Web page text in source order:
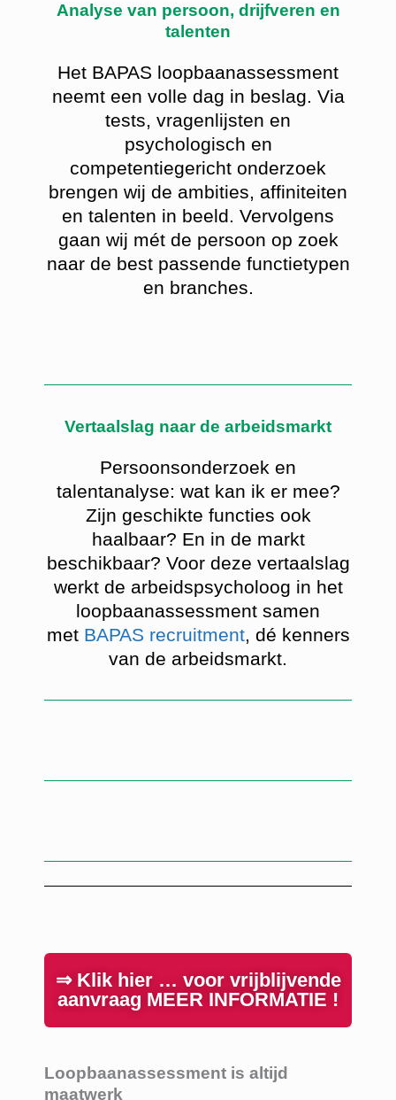
Analyse van persoon, drijfveren en
talenten
Het BAPAS loopbaanassessment
neemt een volle dag in beslag. Via
tests, vragenlijsten en
psychologisch en
competentiegericht onderzoek
brengen wij de ambities, affiniteiten
en talenten in beeld. Vervolgens
gaan wij mét de persoon op zoek
naar de best passende functietypen
en branches.
Vertaalslag naar de arbeidsmarkt
Persoonsonderzoek en
talentanalyse: wat kan ik er mee?
Zijn geschikte functies ook
haalbaar? En in de markt
beschikbaar? Voor deze vertaalslag
werkt de arbeidspsycholoog in het
loopbaanassessment samen
met BAPAS recruitment, dé kenners
van de arbeidsmarkt.
⇒ Klik hier … voor vrijblijvende
aanvraag MEER INFORMATIE !
Loopbaanassessment is altijd
maatwerk